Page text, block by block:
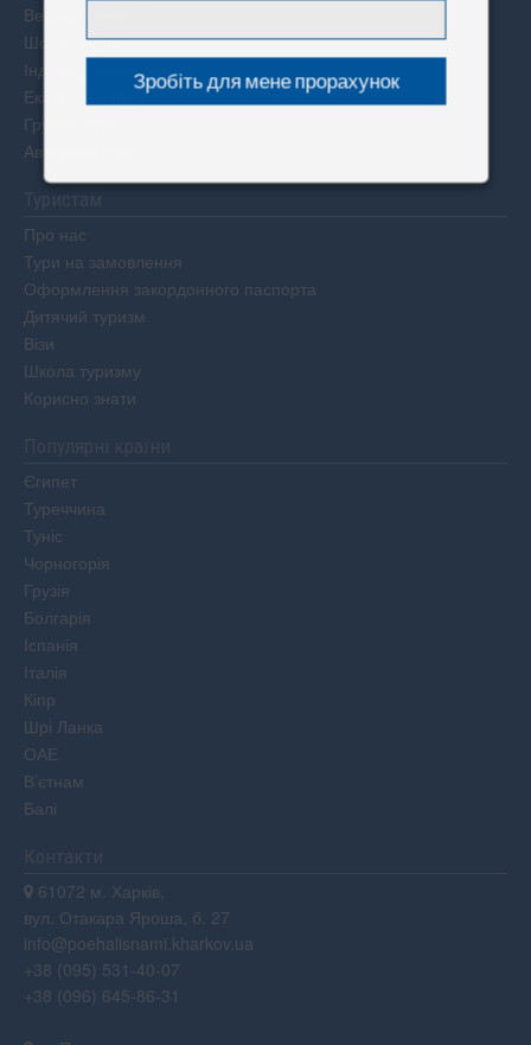
Весільні тури
Шопінг тури
Індивідуальні тури
Екзотичні тури
Групові тури
Авторські тури
Туристам
Про нас
Тури на замовлення
Оформлення закордонного паспорта
Дитячий туризм
Візи
Школа туризму
Корисно знати
Єгипет
Туреччина
Туніс
Чорногорія
Грузія
Болгарія
Іспанія
Італія
Кіпр
Шрі Ланка
ОАЕ
В’єтнам
Балі
61072 м. Харків,
вул. Отакара Яроша, б. 27
info@poehalisnami.kharkov.ua
+38 (095) 531-40-07
+38 (096) 645-86-31